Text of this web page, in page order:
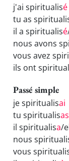
j'ai spiritualisé
tu as
il a spiritualisé
nous avons
vous avez
ils ont
Passé simple
je spiritualisai
tu spiritualisas
il spiritualisa/
nous
vous